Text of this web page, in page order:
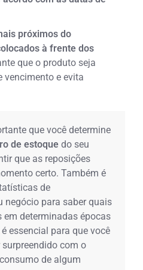
próximos do
à frente dos
que o produto seja
vencimento e evita
que você determine
de estoque do seu
que as reposições
certo. Também é
de
negócio para saber quais
determinadas épocas
essencial para que você
com o
de algum